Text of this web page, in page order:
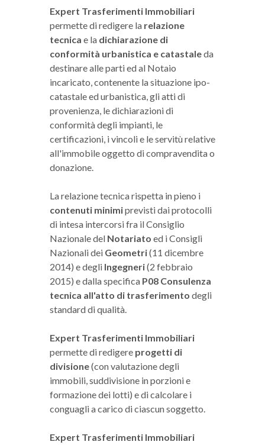
Expert Trasferimenti Immobiliari
permette di redigere la relazione
tecnica e la dichiarazione di
conformità urbanistica e catastaleda
destinare alle parti ed al Notaio
incaricato, contenente la situazione ipo-
catastale ed urbanistica, gli atti di
provenienza, le dichiarazioni di
conformità degli impianti, le
certificazioni, i vincoli e le servitù relative
all'immobile oggetto di compravendita o
donazione.
La relazione tecnica rispetta in pieno i
contenuti minimiprevisti dai protocolli
di intesa intercorsi fra il Consiglio
Nazionale del Notariato ed i Consigli
Nazionali dei Geometri(11 dicembre
2014) e degli Ingegneri(2 febbraio
2015) e dalla specifica P08 Consulenza
tecnica all'atto di trasferimento degli
standard di qualità.
Expert Trasferimenti Immobiliari
permette di redigere progetti di
divisione(con valutazione degli
immobili, suddivisione in porzioni e
formazione dei lotti) e di calcolare i
conguagli a carico di ciascun soggetto.
Expert Trasferimenti Immobiliari